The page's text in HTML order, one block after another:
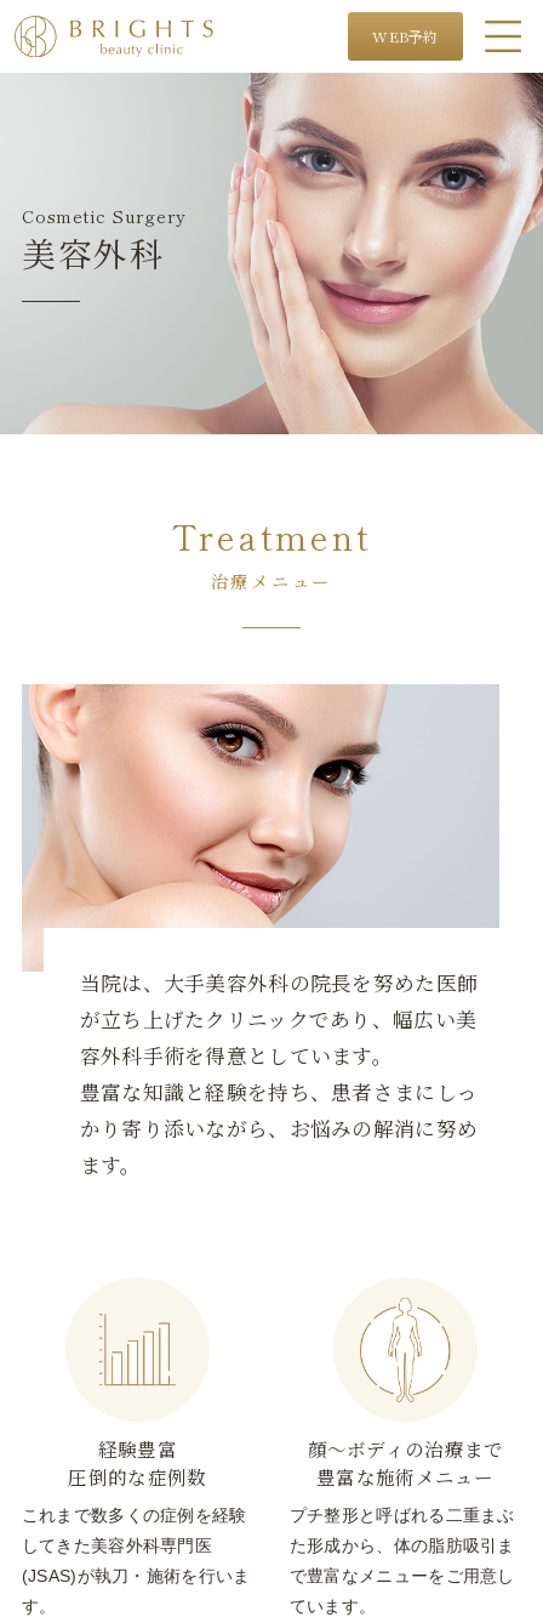
WEB予約
Cosmetic Surgery
美容外科
Treatment
治療メニュー
当院は、大手美容外科の院長を努めた医師
が立ち上げたクリニックであり、幅広い美
容外科手術を得意としています。
豊富な知識と経験を持ち、患者さまにしっ
かり寄り添いながら、お悩みの解消に努め
ます。
経験豊富
圧倒的な症例数
これまで数多くの症例を経験
してきた美容外科専門医
(JSAS)が執刀・施術を行いま
す。
顔～ボディの治療まで
豊富な施術メニュー
プチ整形と呼ばれる二重まぶ
た形成から、体の脂肪吸引ま
で豊富なメニューをご用意し
ています。